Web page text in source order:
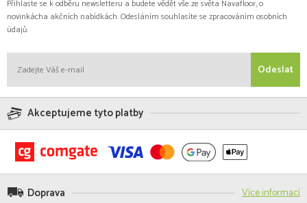
Přihlaste se k odběru newsletteru a budete vědět vše ze světa Navafloor, o
novinkácha akčních nabídkách. Odesláním souhlasíte se zpracováním osobních
údajů.
Odeslat
Akceptujeme tyto platby
Doprava Více informací